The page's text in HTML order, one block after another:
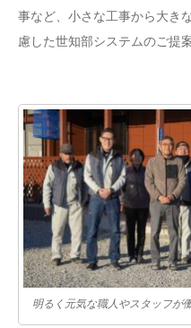
事など、小さな工事から大き
慮した世知部システムのご提
明るく元気な職人やスタッフが